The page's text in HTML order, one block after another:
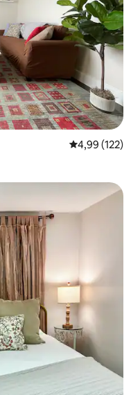
Gemiddelde
4,99 (122)